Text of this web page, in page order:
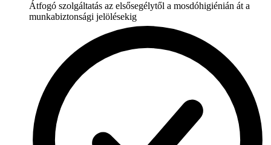
Átfogó szolgáltatás az elsősegélytől a mosdóhigiénián át a
munkabiztonsági jelölésekig